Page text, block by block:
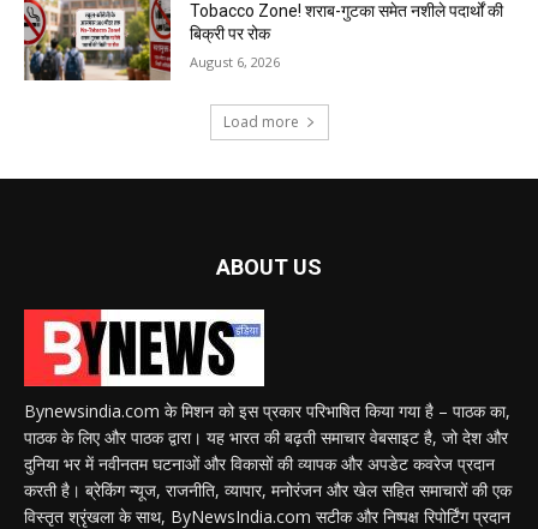
Tobacco Zone! शराब-गुटका समेत नशीले पदार्थों की
बिक्री पर रोक
August 6, 2026
Load more
ABOUT US
Bynewsindia.com के मिशन को इस प्रकार परिभाषित किया गया है – पाठक का,
पाठक के लिए और पाठक द्वारा। यह भारत की बढ़ती समाचार वेबसाइट है, जो देश और
दुनिया भर में नवीनतम घटनाओं और विकासों की व्यापक और अपडेट कवरेज प्रदान
करती है। ब्रेकिंग न्यूज, राजनीति, व्यापार, मनोरंजन और खेल सहित समाचारों की एक
विस्तृत श्रृंखला के साथ, ByNewsIndia.com सटीक और निष्पक्ष रिपोर्टिंग प्रदान